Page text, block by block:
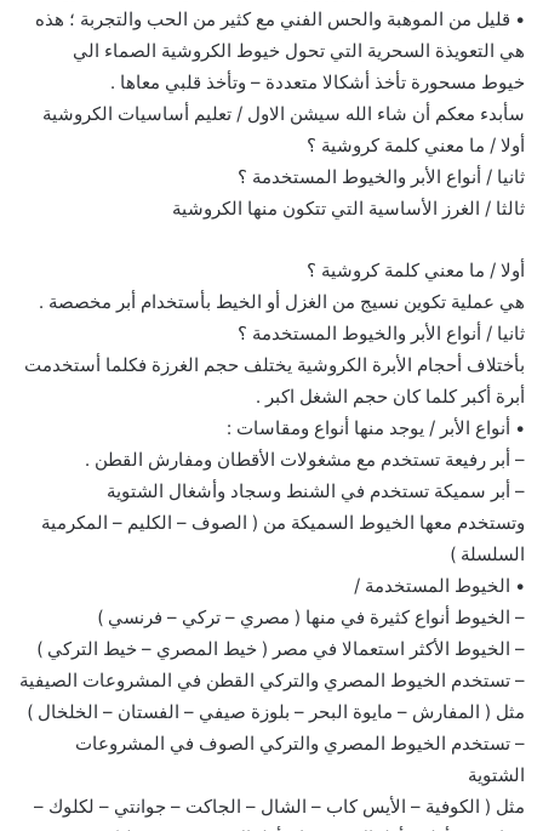
• قليل من الموهبة والحس الفني مع كثير من الحب والتجربة ؛ هذه
هي التعويذة السحرية التي تحول خيوط الكروشية الصماء الي
خيوط مسحورة تأخذ أشكالا متعددة – وتأخذ قلبي معاها .
سأبدء معكم أن شاء الله سيشن الاول / تعليم أساسيات الكروشية
أولا / ما معني كلمة كروشية ؟
ثانيا / أنواع الأبر والخيوط المستخدمة ؟
ثالثا / الغرز الأساسية التي تتكون منها الكروشية
أولا / ما معني كلمة كروشية ؟
هي عملية تكوين نسيج من الغزل أو الخيط بأستخدام أبر مخصصة .
ثانيا / أنواع الأبر والخيوط المستخدمة ؟
بأختلاف أحجام الأبرة الكروشية يختلف حجم الغرزة فكلما أستخدمت
أبرة أكبر كلما كان حجم الشغل اكبر .
• أنواع الأبر / يوجد منها أنواع ومقاسات :
– أبر رفيعة تستخدم مع مشغولات الأقطان ومفارش القطن .
– أبر سميكة تستخدم في الشنط وسجاد وأشغال الشتوية
وتستخدم معها الخيوط السميكة من ( الصوف – الكليم – المكرمية
السلسلة )
• الخيوط المستخدمة /
– الخيوط أنواع كثيرة في منها ( مصري – تركي – فرنسي )
– الخيوط الأكثر استعمالا في مصر ( خيط المصري – خيط التركي )
– تستخدم الخيوط المصري والتركي القطن في المشروعات الصيفية
مثل ( المفارش – مايوة البحر – بلوزة صيفي – الفستان – الخلخال )
– تستخدم الخيوط المصري والتركي الصوف في المشروعات
الشتوية
مثل ( الكوفية – الأيس كاب – الشال – الجاكت – جوانتي – لكلوك –